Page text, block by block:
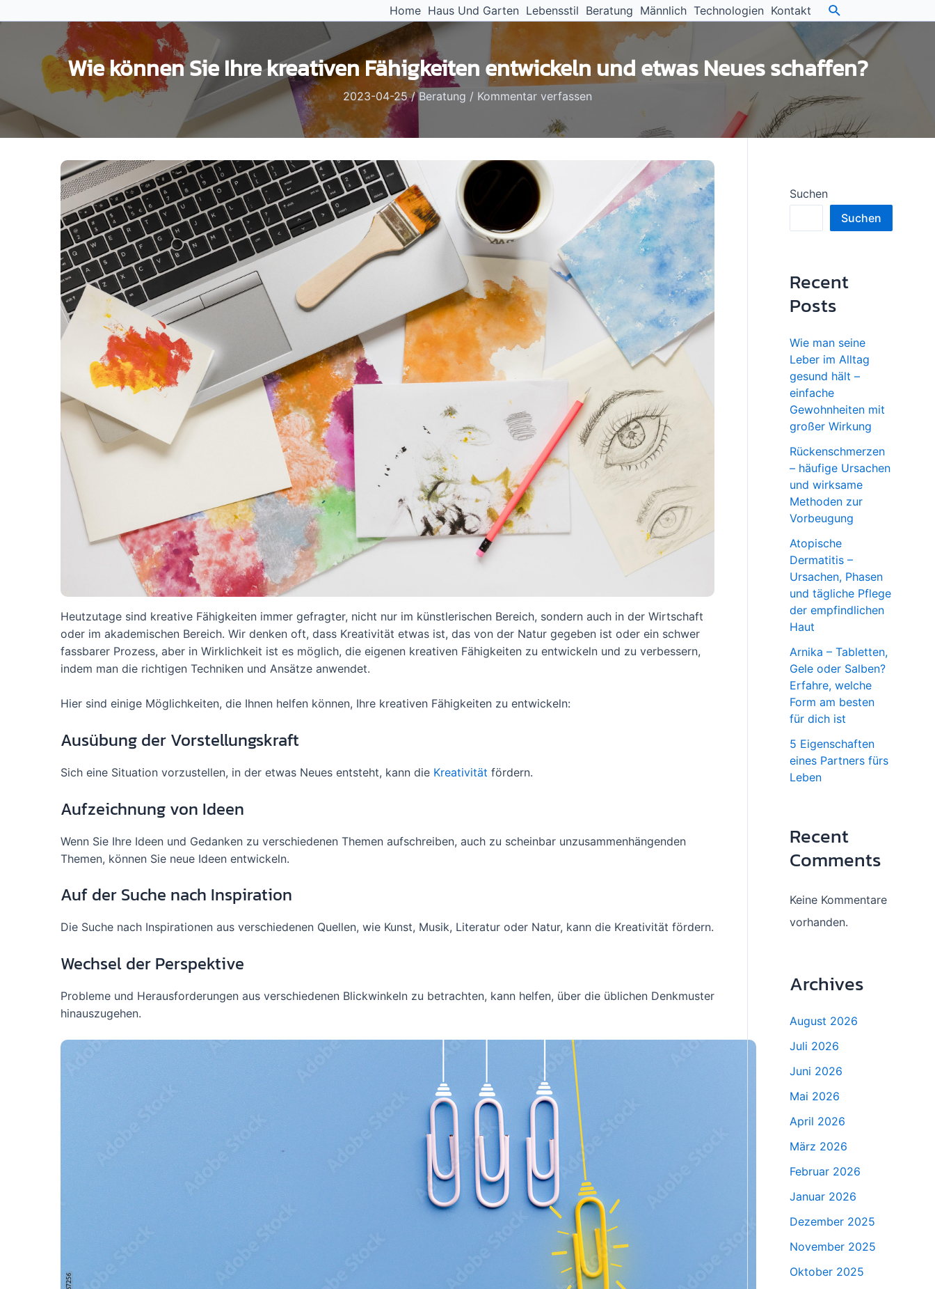
Inhalt
Home Haus Und Garten Lebensstil Beratung Männlich Technologien Kontakt
Wie können Sie Ihre kreativen Fähigkeiten entwickeln und etwas Neues schaffen?
2023-04-25/Beratung / Kommentar verfassen
Heutzutage sind kreative Fähigkeiten immer gefragter, nicht nur im künstlerischen Bereich, sondern auch in der Wirtschaft
oder im akademischen Bereich. Wir denken oft, dass Kreativität etwas ist, das von der Natur gegeben ist oder ein schwer
fassbarer Prozess, aber in Wirklichkeit ist es möglich, die eigenen kreativen Fähigkeiten zu entwickeln und zu verbessern,
indem man die richtigen Techniken und Ansätze anwendet.
Hier sind einige Möglichkeiten, die Ihnen helfen können, Ihre kreativen Fähigkeiten zu entwickeln:
Ausübung der Vorstellungskraft
Sich eine Situation vorzustellen, in der etwas Neues entsteht, kann die Kreativität fördern.
Aufzeichnung von Ideen
Wenn Sie Ihre Ideen und Gedanken zu verschiedenen Themen aufschreiben, auch zu scheinbar unzusammenhängenden
Themen, können Sie neue Ideen entwickeln.
Auf der Suche nach Inspiration
Die Suche nach Inspirationen aus verschiedenen Quellen, wie Kunst, Musik, Literatur oder Natur, kann die Kreativität fördern.
Wechsel der Perspektive
Probleme und Herausforderungen aus verschiedenen Blickwinkeln zu betrachten, kann helfen, über die üblichen Denkmuster
hinauszugehen.
Suchen
Suchen
Recent
Posts
Wie man seine
Leber im Alltag
gesund hält –
einfache
Gewohnheiten mit
großer Wirkung
Rückenschmerzen
– häufige Ursachen
und wirksame
Methoden zur
Vorbeugung
Atopische
Dermatitis –
Ursachen, Phasen
und tägliche Pflege
der empfindlichen
Haut
Arnika – Tabletten,
Gele oder Salben?
Erfahre, welche
Form am besten
für dich ist
5 Eigenschaften
eines Partners fürs
Leben
Recent
Comments
Keine Kommentare
vorhanden.
Archives
August 2026
Juli 2026
Juni 2026
Mai 2026
April 2026
März 2026
Februar 2026
Januar 2026
Dezember 2025
November 2025
Oktober 2025